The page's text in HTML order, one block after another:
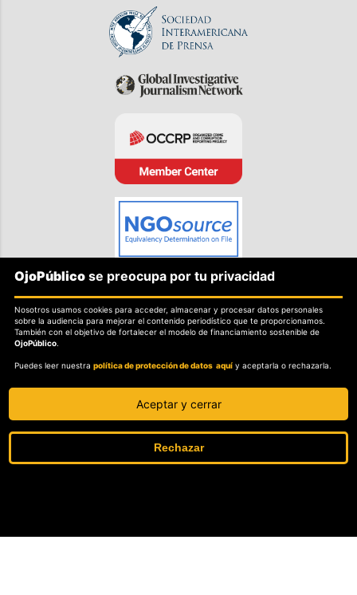
SOBRE OJOPÚBLICO
Nosotros.
Misión, visión y valores.
Política de protección de datos personales.
Sobre el secreto profesional y periodístico.
Sobre el derecho de rectificación.
OjoPúblico se preocupa por tu privacidad
Nosotros usamos cookies para acceder, almacenar y procesar datos personales
sobre la audiencia para mejorar el contenido periodístico que te proporcionamos.
También con el objetivo de fortalecer el modelo de financiamiento sostenible de
OjoPúblico.
Puedes leer nuestrapolítica de protección de datos aquí y aceptarla o rechazarla.
Aceptar y cerrar
Rechazar